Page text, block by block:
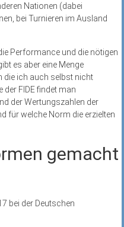
Nationen (dabei
bei Turnieren im Ausland
Performance und die nötigen
es aber eine Menge
die ich auch selbst nicht
FIDE findet man
der Wertungszahlen der
für welche Norm die erzielten
gemacht
bei der Deutschen